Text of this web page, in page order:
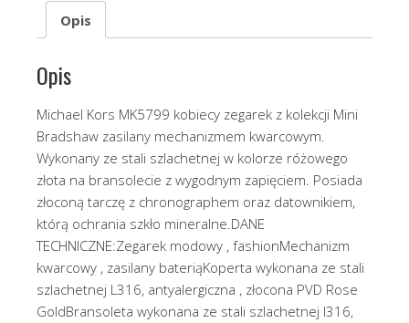
Opis
Opis
Michael Kors MK5799 kobiecy zegarek z kolekcji Mini
Bradshaw zasilany mechanizmem kwarcowym.
Wykonany ze stali szlachetnej w kolorze różowego
złota na bransolecie z wygodnym zapięciem. Posiada
złoconą tarczę z chronographem oraz datownikiem,
którą ochrania szkło mineralne.DANE
TECHNICZNE:Zegarek modowy , fashionMechanizm
kwarcowy , zasilany bateriąKoperta wykonana ze stali
szlachetnej L316, antyalergiczna , złocona PVD Rose
GoldBransoleta wykonana ze stali szlachetnej l316,